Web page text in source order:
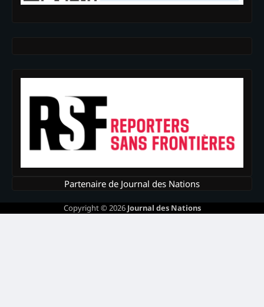
Partenaire de Journal des Nations
Copyright © 2026 Journal des Nations